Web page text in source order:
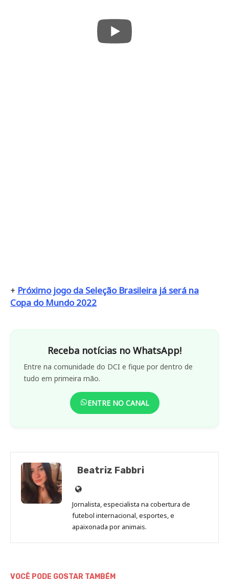
+ Próximo jogo da Seleção Brasileira já será na
Copa do Mundo 2022
Receba notícias no WhatsApp!
Entre na comunidade do DCI e fique por dentro de
tudo em primeira mão.
ENTRE NO CANAL
Beatriz Fabbri
Site
de
Beatriz
Fabbri
Jornalista, especialista na cobertura de
futebol internacional, esportes, e
apaixonada por animais.
VOCÊ PODE GOSTAR TAMBÉM